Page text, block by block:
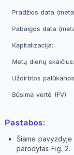
Pradžios data
Pabaigos data
Kapitalizacija:
Metų dienų skaičius:
Uždirbtos
Būsima vertė (FV):
Pastabos:
Šiame pavyzdyje
parodytas Fig. 2.